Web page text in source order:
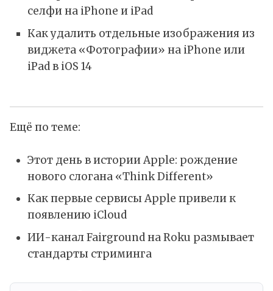
селфи на iPhone и iPad
Как удалить отдельные изображения из
виджета «Фотографии» на iPhone или
iPad в iOS 14
Ещё по теме:
Этот день в истории Apple: рождение
нового слогана «Think Different»
Как первые сервисы Apple привели к
появлению iCloud
ИИ-канал Fairground на Roku размывает
стандарты стриминга